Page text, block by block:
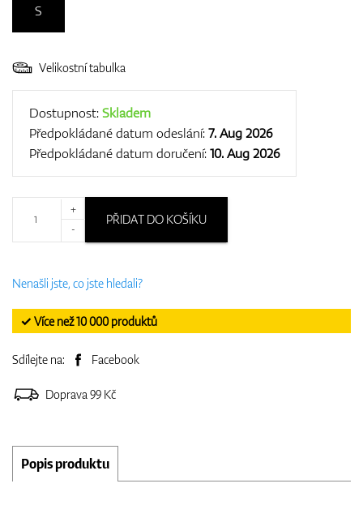
S
Velikostní tabulka
Dostupnost:Skladem
Předpokládané datum odeslání:7. Aug 2026
Předpokládané datum doručení:10. Aug 2026
+
-
PŘIDAT DO KOŠÍKU
Nenašli jste, co jste hledali?
✓ Více než 10 000 produktů
Sdílejte na: Facebook
Doprava 99 Kč
Popis produktu